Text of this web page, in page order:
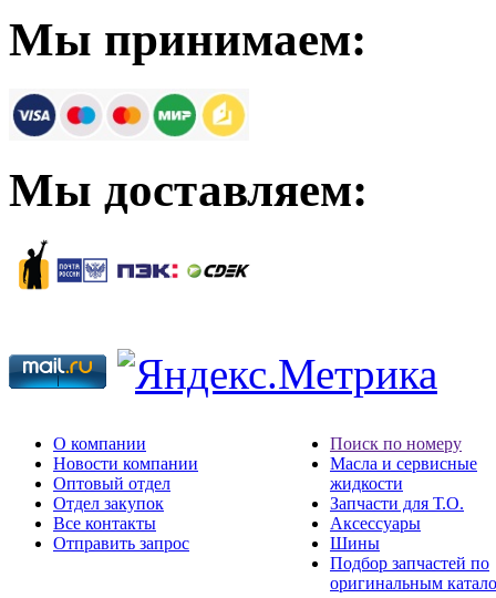
Мы принимаем:
Мы доставляем:
О компании
Новости компании
Оптовый отдел
Отдел закупок
Все контакты
Отправить запрос
Поиск по номеру
Масла и сервисные
жидкости
Запчасти для Т.О.
Аксессуары
Шины
Подбор запчастей по
оригинальным